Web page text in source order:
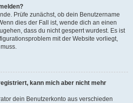
Prüfe zunächst, ob dein Benutzername
dies der Fall ist, wende dich an einen
dass du nicht gesperrt wurdest. Es ist
mit der Website vorliegt,
kann mich aber nicht mehr
dein Benutzerkonto aus verschieden